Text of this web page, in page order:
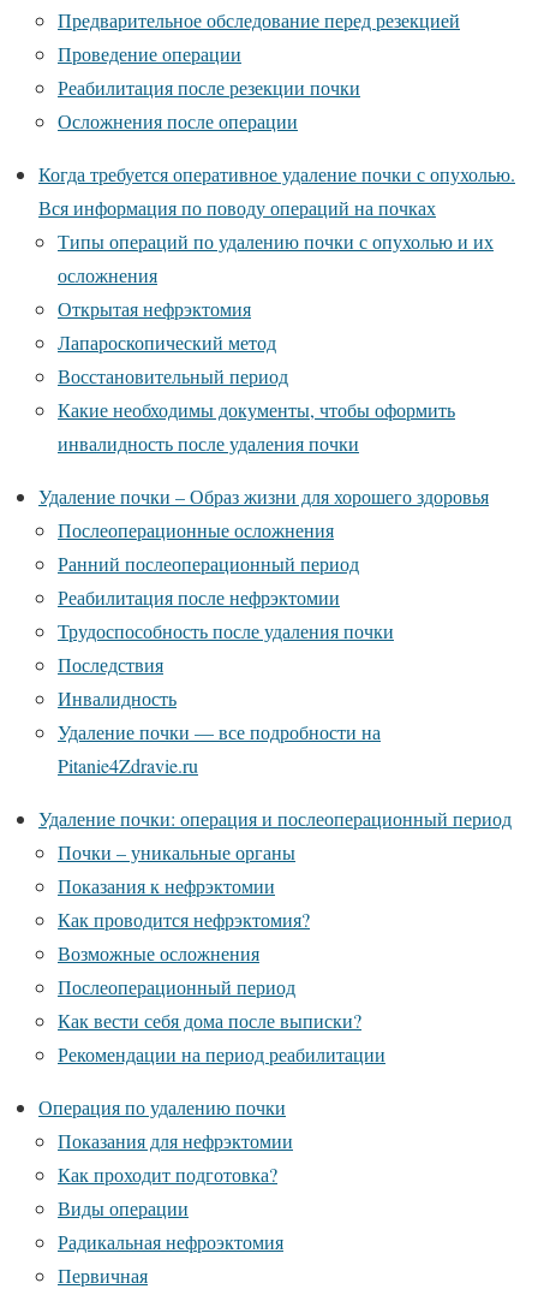
Предварительное обследование перед резекцией
Проведение операции
Реабилитация после резекции почки
Осложнения после операции
Когда требуется оперативное удаление почки с опухолью.
Вся информация по поводу операций на почках
Типы операций по удалению почки с опухолью и их
осложнения
Открытая нефрэктомия
Лапароскопический метод
Восстановительный период
Какие необходимы документы, чтобы оформить
инвалидность после удаления почки
Удаление почки – Образ жизни для хорошего здоровья
Послеоперационные осложнения
Ранний послеоперационный период
Реабилитация после нефрэктомии
Трудоспособность после удаления почки
Последствия
Инвалидность
Удаление почки — все подробности на
Pitanie4Zdravie.ru
Удаление почки: операция и послеоперационный период
Почки – уникальные органы
Показания к нефрэктомии
Как проводится нефрэктомия?
Возможные осложнения
Послеоперационный период
Как вести себя дома после выписки?
Рекомендации на период реабилитации
Операция по удалению почки
Показания для нефрэктомии
Как проходит подготовка?
Виды операции
Радикальная нефроэктомия
Первичная